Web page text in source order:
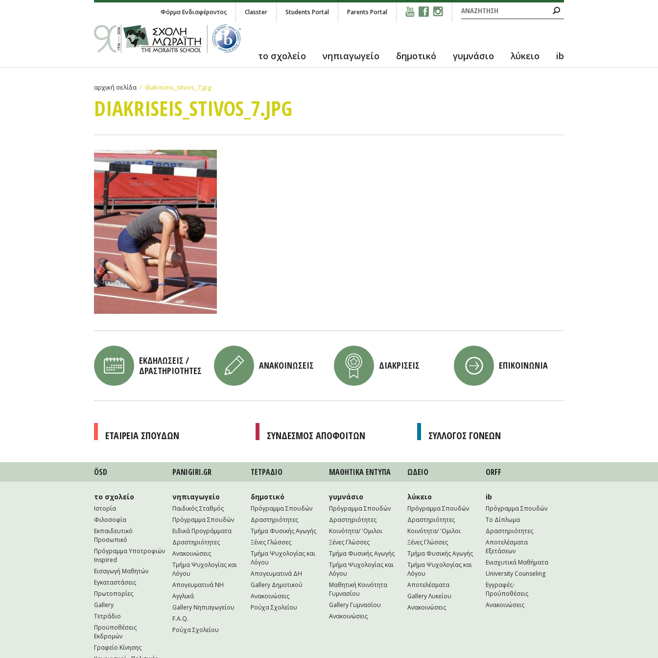
Φόρμα αναζήτησης
Αναζήτηση
Φόρμα Ενδιαφέροντος Classter Students Portal Parents Portal
το σχολείο νηπιαγωγείο δημοτικό γυμνάσιο λύκειο ib
αρχική σελίδα diakriseis_stivos_7.jpg
DIAKRISEIS_STIVOS_7.JPG
ΕΚΔΗΛΩΣΕΙΣ /
ΔΡΑΣΤΗΡΙΟΤΗΤΕΣ
ΑΝΑΚΟΙΝΩΣΕΙΣ ΔΙΑΚΡΙΣΕΙΣ ΕΠΙΚΟΙΝΩΝΙΑ
ΕΤΑΙΡΕΙΑ ΣΠΟΥΔΩΝ ΣΥΝΔΕΣΜΟΣ ΑΠΟΦΟΙΤΩΝ ΣΥΛΛΟΓΟΣ ΓΟΝΕΩΝ
ÖSD PANIGIRI.GR ΤΕΤΡAΔΙΟ ΜΑΘΗΤΙΚA ΕΝΤΥΠΑ ΩΔΕΙΟ ORFF
το σχολείο
Ιστορία
Φιλοσοφία
Εκπαιδευτικό
Προσωπικό
Πρόγραμμα Υποτροφιών
Inspired
Εισαγωγή Μαθητών
Εγκαταστάσεις
Πρωτοπορίες
Gallery
Τετράδιο
Προϋποθέσεις
Εκδρομών
Γραφείο Κίνησης
νηπιαγωγείο
Παιδικός Σταθμός
Πρόγραμμα Σπουδών
Ειδικά Προγράμματα
Δραστηριότητες
Ανακοινώσεις
Τμήμα Ψυχολογίας και
Λόγου
Απογευματινά NH
Αγγλικά
Gallery Νηπιαγωγείου
F.A.Q.
Ρούχα Σχολείου
δημοτικό
Πρόγραμμα Σπουδών
Δραστηριότητες
Τμήμα Φυσικής Αγωγής
Ξένες Γλώσσες
Τμήμα Ψυχολογίας και
Λόγου
Απογευματινά ΔΗ
Gallery Δημοτικού
Ανακοινώσεις
Ρούχα Σχολείου
γυμνάσιο
Πρόγραμμα Σπουδών
Δραστηριότητες
Κοινότητα/ 'Ομιλοι
Ξένες Γλώσσες
Τμήμα Φυσικής Αγωγής
Τμήμα Ψυχολογίας και
Λόγου
Μαθητική Κοινότητα
Γυμνασίου
Gallery Γυμνασίου
Ανακοινώσεις
λύκειο
Πρόγραμμα Σπουδών
Δραστηριότητες
Κοινότητα/ 'Ομιλοι
Ξένες Γλώσσες
Τμήμα Φυσικής Αγωγής
Τμήμα Ψυχολογίας και
Λόγου
Αποτελέσματα
Gallery Λυκείου
Ανακοινώσεις
ib
Πρόγραμμα Σπουδών
Το Δίπλωμα
Δραστηριότητες
Αποτελέσματα
Εξετάσεων
Ενισχυτικά Μαθήματα
University Counseling
Εγγραφές-
Προΰποθέσεις
Ανακοινώσεις